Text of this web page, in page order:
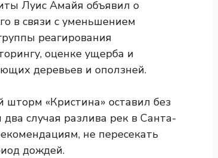
Луис Амайя объявил о
в связи с уменьшением
реагирования
оценке ущерба и
деревьев и оползней.
«Кристина» оставил без
случая разлива рек в Санта-
не пересекать
дождей.